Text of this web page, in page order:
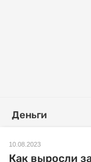
Деньги
10.08.2023
Как выросли